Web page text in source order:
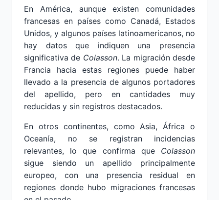
En América, aunque existen comunidades
francesas en países como Canadá, Estados
Unidos, y algunos países latinoamericanos, no
hay datos que indiquen una presencia
significativa de Colasson. La migración desde
Francia hacia estas regiones puede haber
llevado a la presencia de algunos portadores
del apellido, pero en cantidades muy
reducidas y sin registros destacados.
En otros continentes, como Asia, África o
Oceanía, no se registran incidencias
relevantes, lo que confirma que Colasson
sigue siendo un apellido principalmente
europeo, con una presencia residual en
regiones donde hubo migraciones francesas